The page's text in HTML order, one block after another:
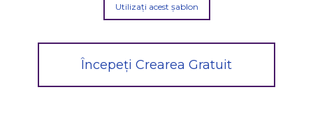
Utilizați acest șablon
Începeți Crearea Gratuit